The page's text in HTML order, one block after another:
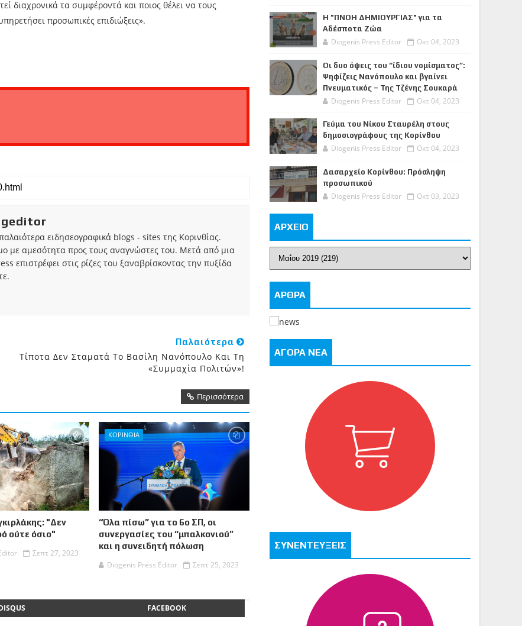
διαχρονικά τα συμφέροντά και ποιος θέλει να τους
προσωπικές επιδιώξεις».
ειδησεογραφικά blogs - sites της Κορινθίας.
με αμεσότητα προς τους αναγνώστες του. Μετά από μια
επιστρέφει στις ρίζες του ξαναβρίσκοντας την πυξίδα
Παλαιότερα
Τίποτα Δεν Σταματά Το Βασίλη Νανόπουλο Και Τη
«Συμμαχία Πολιτών»!
Περισσότερα
"Δεν
ούτε όσιο"
Σεπτ 27, 2023
ΚΟΡΙΝΘΙΑ
“Όλα πίσω” για το 6ο ΣΠ, οι
συνεργασίες του “μπαλκονιού”
και η συνειδητή πόλωση
Diogenis Press Editor
Σεπτ 25, 2023
FACEBOOK
Η "ΠΝΟΗ ΔΗΜΙΟΥΡΓΙΑΣ" για τα
Αδέσποτα Ζώα
Diogenis Press Editor Οκτ 04, 2023
Οι δυο όψεις του “ίδιου νομίσματος”:
Ψηφίζεις Νανόπουλο και βγαίνει
Πνευματικός – Της Τζένης Σουκαρά
Diogenis Press Editor Οκτ 04, 2023
Γεύμα του Νίκου Σταυρέλη στους
δημοσιογράφους της Κορίνθου
Diogenis Press Editor Οκτ 04, 2023
Δασαρχείο Κορίνθου: Πρόσληψη
προσωπικού
Diogenis Press Editor Οκτ 03, 2023
ΑΡΧΕΙΟ
ΑΡΘΡΑ
ΑΓΟΡΑ ΝΕΑ
ΣΥΝΕΝΤΕΥΞΕΙΣ